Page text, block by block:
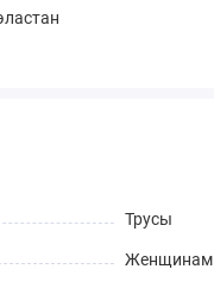
Трусы
Женщинам